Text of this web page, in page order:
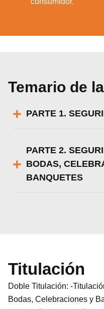
Temario de
PARTE 1.
PARTE 2.
BODAS,
BANQUETES
Titulación
Doble Titulación: -
Bodas, Celebraciones y